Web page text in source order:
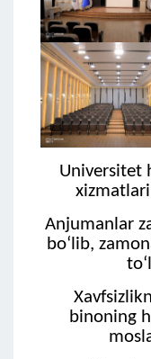
Universitet
Anjumanlar
bo‘lib,
binoning